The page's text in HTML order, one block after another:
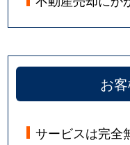
お
サービスは完全